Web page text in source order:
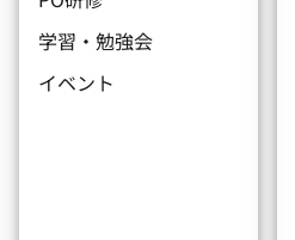
学習・勉強会
イベント